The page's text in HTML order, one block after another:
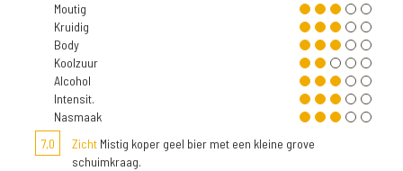
Moutig
Kruidig
Body
Koolzuur
Alcohol
Intensit.
Nasmaak
7,0
Zicht Mistig koper geel bier met een kleine grove
schuimkraag.